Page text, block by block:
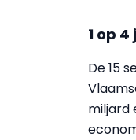
1 op
De 15
miljard